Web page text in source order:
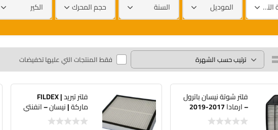
العلامة التجارية الموديل السنة حجم المحرك الكير
فقط المنتجات التي عليها تخفيضات
فلتر شوتة نيسان باترول
– ارمادا 2017-2019
فلتر تبريد | FILDEX
ماركة | نيسان – انفنتي